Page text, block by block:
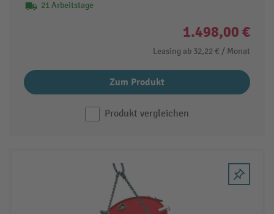
21 Arbeitstage
1.498,00 €
Leasing ab 32,22 € / Monat
Zum Produkt
Produkt vergleichen